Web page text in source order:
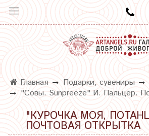
Главная Подарки, сувениры
"Совы. Sunpreeze" И. Пальцер.
"КУРОЧКА МОЯ,
ПОЧТОВАЯ ОТКРЫТКА